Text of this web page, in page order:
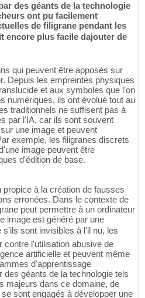
des géants de la technologie
ont pu facilement
de filigrane pendant les
encore plus facile dajouter de
qui peuvent être apposés sur
Depuis les empreintes physiques
et aux symboles que l'on
numériques, ils ont évolué tout au
traditionnels ne suffisent pas à
par l'IA, car ils sont souvent
une image et peuvent
exemple, les filigranes discrets
image peuvent être
d'édition de base.
à la création de fausses
erronées. Dans le contexte de
peut permettre à un ordinateur
image est généré par une
sont invisibles à l'il nu, les
contre l'utilisation abusive de
artificielle et peuvent même
d'apprentissage
des géants de la technologie tels
majeurs dans ce domaine, de
sont engagés à développer une